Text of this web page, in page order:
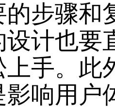
的步骤和
设计也要
上手。此
影响用户